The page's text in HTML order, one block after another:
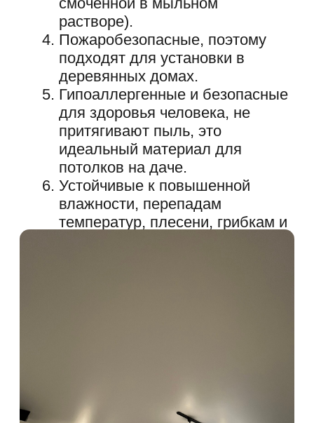
На сегодняшний день большинство
владельцев частных домостроений
предпочитают устанавливать
натяжные потолочные конструкции. И
доводов за то, чтобы заказать
натяжные потолки для загородного
дома, найдется немало.
Обратившись в нашу компанию, Вы
получите еще несколько
значительных преимуществ: широкий
ассортимент расцветов и фактур
полотен, неограниченный выбор
изображений для нанесения на них
фотопечати, разнообразие вариантов
РАССЧИТАЙТЕ СВОЙ